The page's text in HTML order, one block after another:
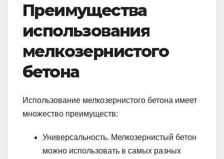
Преимущества
использования
мелкозернистого
бетона
Использование мелкозернистого бетона имеет
множество преимуществ:
Универсальность. Мелкозернистый бетон
можно использовать в самых разных